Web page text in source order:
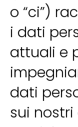
o “ci”)
i dati
attuali e
dati
sui nostri